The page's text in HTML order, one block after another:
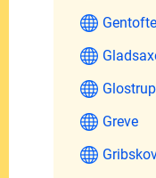
Gentofte
Glostrup
Greve